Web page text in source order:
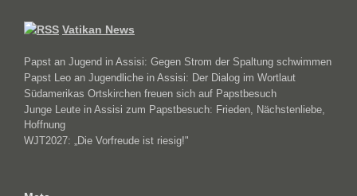
Vatikan News
Papst an Jugend in Assisi: Gegen Strom der Spaltung schwimmen
Papst Leo an Jugendliche in Assisi: Der Dialog im Wortlaut
Südamerikas Ortskirchen freuen sich auf Papstbesuch
Junge Leute in Assisi zum Papstbesuch: Frieden, Nächstenliebe,
Hoffnung
WJT2027: „Die Vorfreude ist riesig!"